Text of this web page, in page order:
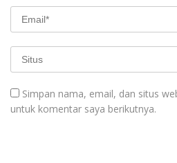
Simpan nama, email, dan situs
untuk komentar saya berikutnya.